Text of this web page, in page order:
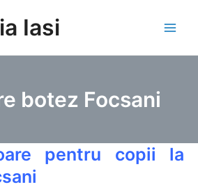
Iasi
botez Focsani
pentru copii la